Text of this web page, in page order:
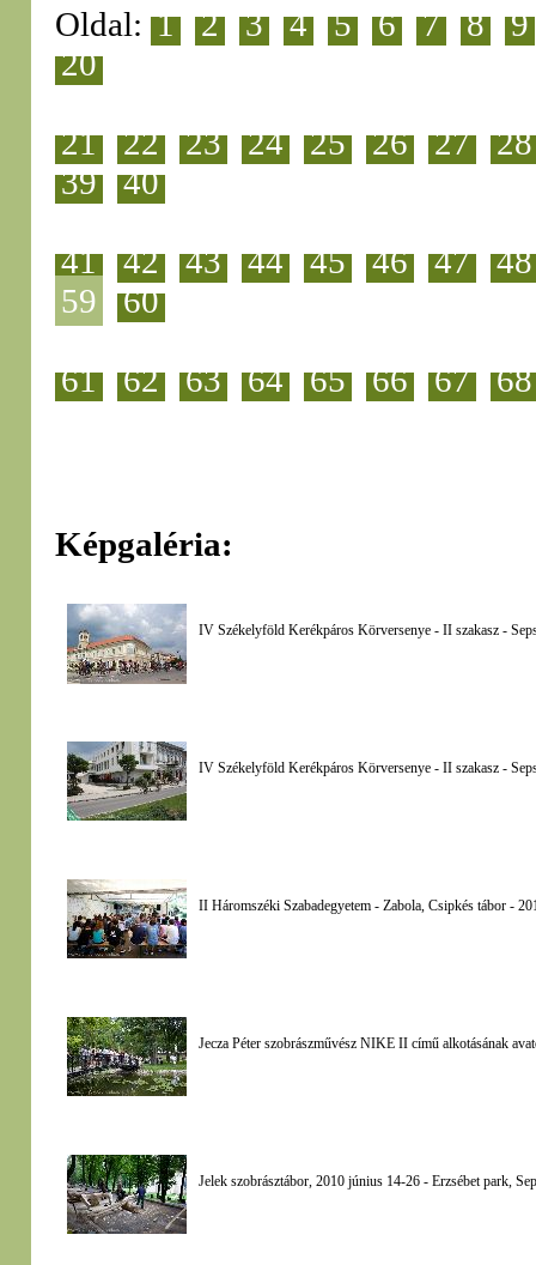
Oldal: 1 2 3 4 5 6 7 8
9
20
21 22 23 24 25 26 27
28
39
40
41 42 43 44 45 46 47
48
59
60
61 62 63 64 65 66 67 68
Képgaléria:
IV Székelyföld Kerékpáros Körversenye - II szakasz -
IV Székelyföld Kerékpáros Körversenye - II szakasz -
II Háromszéki Szabadegyetem - Zabola, Csipkés tábor -
Jecza Péter szobrászművész NIKE II című alkotásának
Jelek szobrásztábor, 2010 június 14-26 - Erzsébet park,